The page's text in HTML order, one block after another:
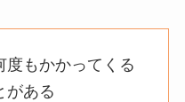
度もかかってくる
がある